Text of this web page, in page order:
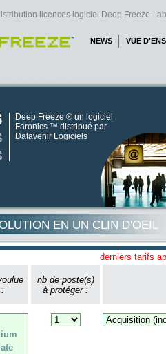
licences logiciel Deep Freeze -
VUE
NEWS
Deep Freeze ® un logiciel
Faronics ™ distribué par
Datavenir Logiciels
EN UN CLIN D'OEIL
derniers tarifs
nb de poste(s)
à protéger :